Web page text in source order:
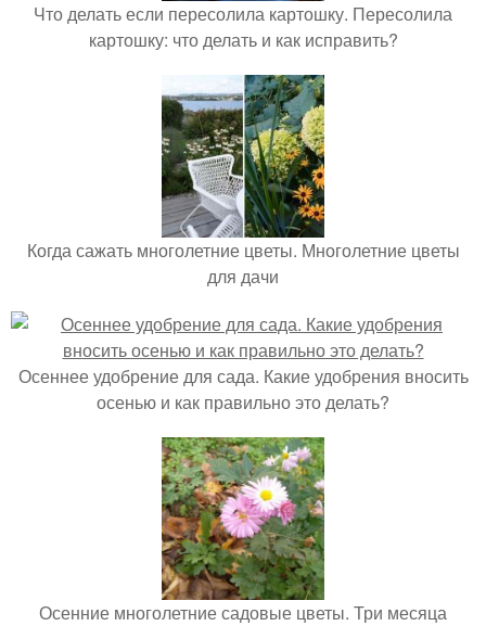
Что делать если пересолила картошку. Пересолила
картошку: что делать и как исправить?
Когда сажать многолетние цветы. Многолетние цветы
для дачи
Осеннее удобрение для сада. Какие удобрения вносить
осенью и как правильно это делать?
Осенние многолетние садовые цветы. Три месяца